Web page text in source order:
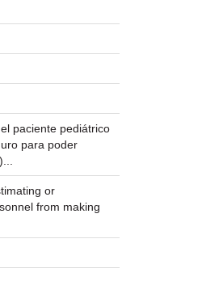
paciente pediátrico
para poder
or
from making